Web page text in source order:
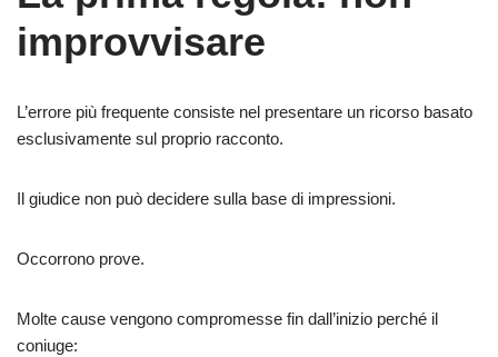
improvvisare
L’errore più frequente consiste nel presentare un ricorso basato
esclusivamente sul proprio racconto.
Il giudice non può decidere sulla base di impressioni.
Occorrono prove.
Molte cause vengono compromesse fin dall’inizio perché il
coniuge: